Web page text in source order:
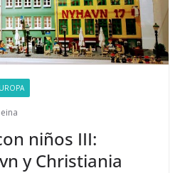
niños III:
y Christiania